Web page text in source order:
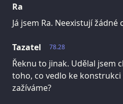
Ra
Já jsem Ra. Neexistují žádné
78.28
Tazatel
Řeknu to jinak. Udělal jsem
toho, co vedlo ke
zažíváme?